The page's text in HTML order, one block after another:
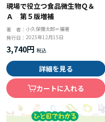
現場で役立つ食品微生物Ｑ＆
Ａ 第５版増補
著 者： 小久保彌太郎＝編著
発行日：2025年12月15日
3,740円
詳細を見る
カートに入れる